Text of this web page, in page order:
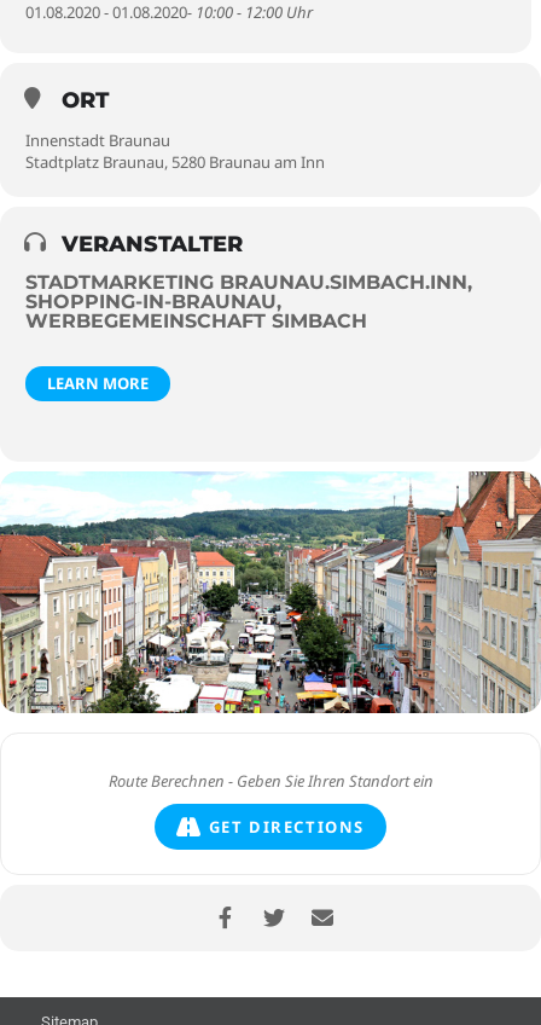
01.08.2020 - 01.08.2020- 10:00 - 12:00 Uhr
ORT
Innenstadt Braunau
Stadtplatz Braunau, 5280 Braunau am Inn
VERANSTALTER
STADTMARKETING BRAUNAU.SIMBACH.INN,
SHOPPING-IN-BRAUNAU,
WERBEGEMEINSCHAFT SIMBACH
LEARN MORE
GET DIRECTIONS